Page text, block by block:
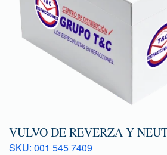
VULVO DE REVERZA Y
SKU: 001 545 7409